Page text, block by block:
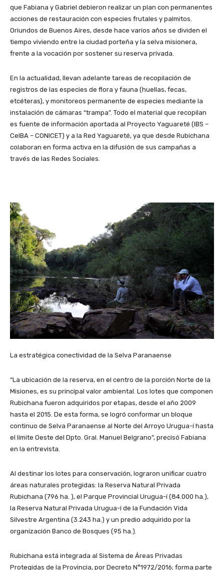
que Fabiana y Gabriel debieron realizar un plan con permanentes
acciones de restauración con especies frutales y palmitos.
Oriundos de Buenos Aires, desde hace varios años se dividen el
tiempo viviendo entre la ciudad porteña y la selva misionera,
frente a la vocación por sostener su reserva privada.
En la actualidad, llevan adelante tareas de recopilación de
registros de las especies de flora y fauna (huellas, fecas,
etcéteras), y monitoreos permanente de especies mediante la
instalación de cámaras “trampa”. Todo el material que recopilan
es fuente de información aportada al Proyecto Yaguareté (IBS –
CeIBA – CONICET) y a la Red Yaguareté, ya que desde Rubichana
colaboran en forma activa en la difusión de sus campañas a
través de las Redes Sociales.
La estratégica conectividad de la Selva Paranaense
“La ubicación de la reserva, en el centro de la porción Norte de la
Misiones, es su principal valor ambiental. Los lotes que componen
Rubichana fueron adquiridos por etapas, desde el año 2009
hasta el 2015. De esta forma, se logró conformar un bloque
continuo de Selva Paranaense al Norte del Arroyo Urugua-í hasta
el límite Oeste del Dpto. Gral. Manuel Belgrano”, precisó Fabiana
en la entrevista.
Al destinar los lotes para conservación, lograron unificar cuatro
áreas naturales protegidas: la Reserva Natural Privada
Rubichana (796 ha. ), el Parque Provincial Urugua-í (84.000 ha.),
la Reserva Natural Privada Urugua-í de la Fundación Vida
Silvestre Argentina (3.243 ha.) y un predio adquirido por la
organización Banco de Bosques (95 ha.).
Rubichana está integrada al Sistema de Áreas Privadas
Protegidas de la Provincia, por Decreto N°1972/2016; forma parte